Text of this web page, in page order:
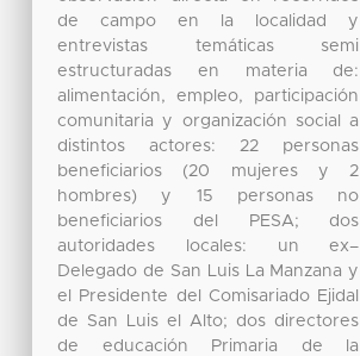
de campo en la localidad y
entrevistas temáticas semi
estructuradas en materia de:
alimentación, empleo, participación
comunitaria y organización social a
distintos actores: 22 personas
beneficiarios (20 mujeres y 2
hombres) y 15 personas no
beneficiarios del PESA; dos
autoridades locales: un ex–
Delegado de San Luis La Manzana y
el Presidente del Comisariado Ejidal
de San Luis el Alto; dos directores
de educación Primaria de la